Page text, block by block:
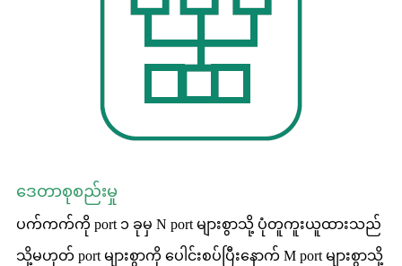
ဒေတာစုစည်းမှု
ပက်ကက်ကို port ၁ ခုမှ N port များစွာသို့ ပုံတူကူးယူထားသည်
သို့မဟုတ် port များစွာကို ပေါင်းစပ်ပြီးနောက် M port များစွာသို့